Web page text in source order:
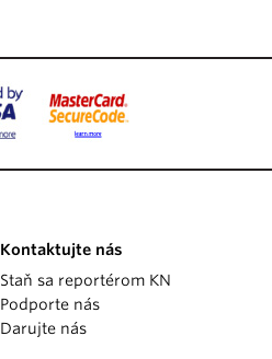
Kontaktujte nás
Staň sa reportérom KN
Podporte nás
Darujte nás